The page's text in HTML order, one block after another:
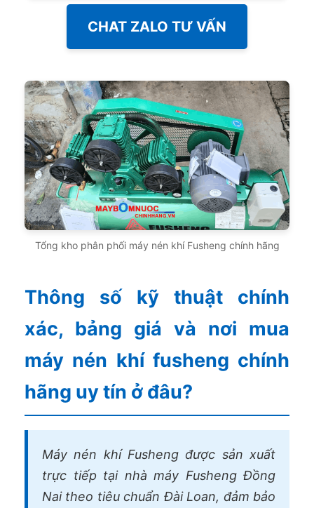
CHAT ZALO TƯ VẤN
Tổng kho phân phối máy nén khí Fusheng chính hãng
Thông số kỹ thuật chính
xác, bảng giá và nơi mua
máy nén khí fusheng chính
hãng uy tín ở đâu?
Máy nén khí Fusheng được sản xuất
trực tiếp tại nhà máy Fusheng Đồng
Nai theo tiêu chuẩn Đài Loan, đảm bảo